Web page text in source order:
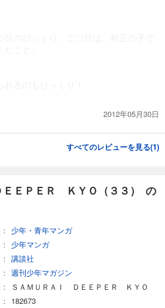
2012年05月30日
すべてのレビューを見る(1)
ＥＰＥＲ ＫＹＯ（３３） の
少年・青年マンガ
少年マンガ
講談社
週刊少年マガジン
ＳＡＭＵＲＡＩ ＤＥＥＰＥＲ ＫＹＯ
182673